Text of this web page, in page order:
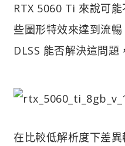
RTX 5060 Ti 來說可
些圖形特效來達到流
DLSS 能否解決這問題
在比較低解析度下差